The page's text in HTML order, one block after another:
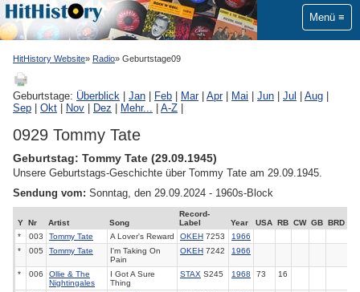
Menü
HitHistory Website Radio Geburtstage09
Geburtstage: Überblick Jan Feb Mar| Apr| Mai Jun Jul Aug
Sep
Okt Nov Dez Mehr... A-Z
0929 Tommy Tate
Geburtstag: Tommy Tate (29.09.1945)
Unsere Geburtstags-Geschichte über Tommy Tate am 29.09.1945.
Sendung vom: Sonntag, den 29.09.2024 - 1960s-Block
Y Nr Artist Song
Record-
Label
Year USA RB CW GB
BRD
*
003 Tommy Tate A Lover's Reward OKEH 7253
1966
*
005 Tommy Tate
I'm Taking On
Pain
OKEH 7242 1966
* 006
Ollie & The
Nightingales
I Got A Sure
Thing
STAX S245 1968 73 16